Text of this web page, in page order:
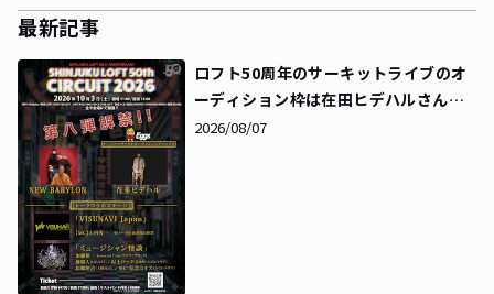
最新記事
ロフト50周年のサーキットライブのオ
ーディション枠は在田ヒデハルさんに
決定！同時にタイムテーブルも解禁に
2026/08/07